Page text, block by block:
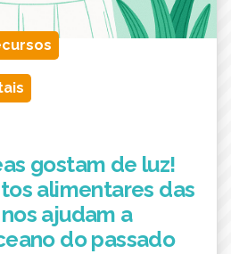
gostam de luz!
alimentares das
ajudam a
do passado